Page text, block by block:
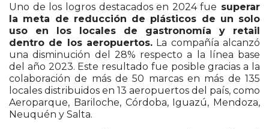
Uno de los logros destacados en 2024 fue superar
la meta de reducción de plásticos de un solo
uso en los locales de gastronomía y retail
dentro de los aeropuertos. La compañía alcanzó
una disminución del 28% respecto a la línea base
del año 2023. Este resultado fue posible gracias a la
colaboración de más de 50 marcas en más de 135
locales distribuidos en 13 aeropuertos del país, como
Aeroparque, Bariloche, Córdoba, Iguazú, Mendoza,
Neuquén y Salta.